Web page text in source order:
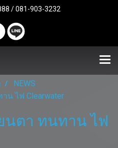
/ 081-903-3232
NEWS
น ไฟ Clearwater
นตา ทนทาน ไฟ